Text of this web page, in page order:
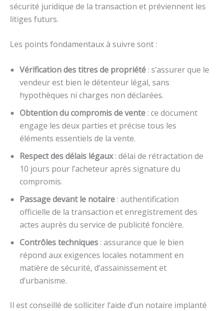
sécurité juridique de la transaction et préviennent les
litiges futurs.
Les points fondamentaux à suivre sont :
Vérification des titres de propriété : s’assurer que le
vendeur est bien le détenteur légal, sans
hypothèques ni charges non déclarées.
Obtention du compromis de vente : ce document
engage les deux parties et précise tous les
éléments essentiels de la vente.
Respect des délais légaux: délai de rétractation de
10 jours pour l’acheteur après signature du
compromis.
Passage devant le notaire : authentification
officielle de la transaction et enregistrement des
actes auprès du service de publicité foncière.
Contrôles techniques : assurance que le bien
répond aux exigences locales notamment en
matière de sécurité, d’assainissement et
d’urbanisme.
Il est conseillé de solliciter l’aide d’un notaire implanté